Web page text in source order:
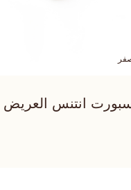
انتنس العريض